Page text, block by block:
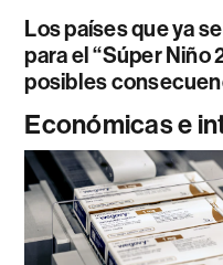
Los países que ya
para el “Súper Niño
posibles
Económicas e